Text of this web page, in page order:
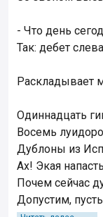
- Что день
Так: дебет
Раскладывает
Одиннадцать
Восемь
Дублоны из
Ах! Экая
Почем сейчас
Допустим,